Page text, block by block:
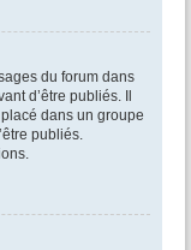
du forum dans
d’être publiés. Il
dans un groupe
publiés.